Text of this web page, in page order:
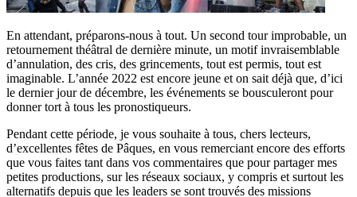
En attendant, préparons-nous à tout. Un second tour improbable, un
retournement théâtral de dernière minute, un motif invraisemblable
d’annulation, des cris, des grincements, tout est permis, tout est
imaginable. L’année 2022 est encore jeune et on sait déjà que, d’ici
le dernier jour de décembre, les événements se bousculeront pour
donner tort à tous les pronostiqueurs.
Pendant cette période, je vous souhaite à tous, chers lecteurs,
d’excellentes fêtes de Pâques, en vous remerciant encore des efforts
que vous faites tant dans vos commentaires que pour partager mes
petites productions, sur les réseaux sociaux, y compris et surtout les
alternatifs depuis que les leaders se sont trouvés des missions